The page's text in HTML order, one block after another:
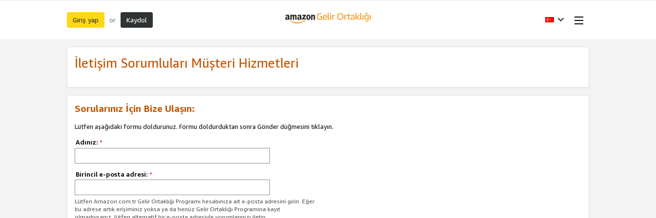
Giriş yap or Kaydol
İletişim Sorumluları Müşteri Hizmetleri
Sorularınız İçin Bize Ulaşın:
Lütfen aşağıdaki formu doldurunuz. Formu doldurduktan sonra Gönder düğmesini tıklayın.
Adınız: *
Birincil e-posta adresi: *
Lütfen Amazon.com.tr Gelir Ortaklığı Programı hesabınıza ait e-posta adresini girin. Eğer
bu adrese artık erişiminiz yoksa ya da henüz Gelir Ortaklığı Programına kayıt